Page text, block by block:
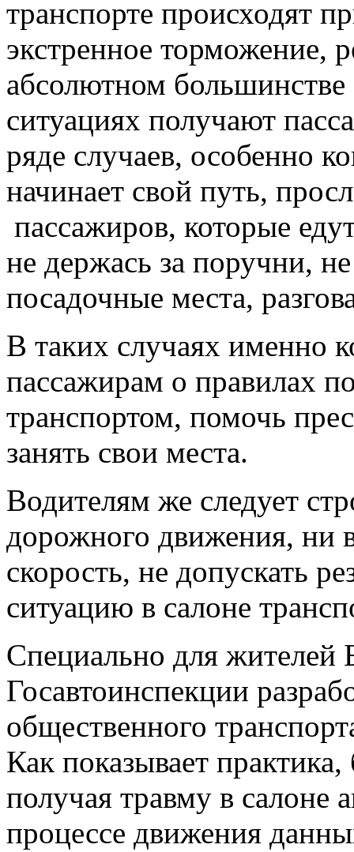
транспорте происходят
экстренное торможение,
абсолютном
ситуациях получают
ряде случаев, особенно
начинает свой путь,
пассажиров, которые
не держась за поручни,
посадочные места,
В таких случаях именно
пассажирам о правилах
транспортом, помочь
занять свои места.
Водителям же следует
дорожного движения, ни
скорость, не допускать
ситуацию в салоне
Специально для жителей
Госавтоинспекции
общественного
Как показывает
получая травму в салоне
процессе движения